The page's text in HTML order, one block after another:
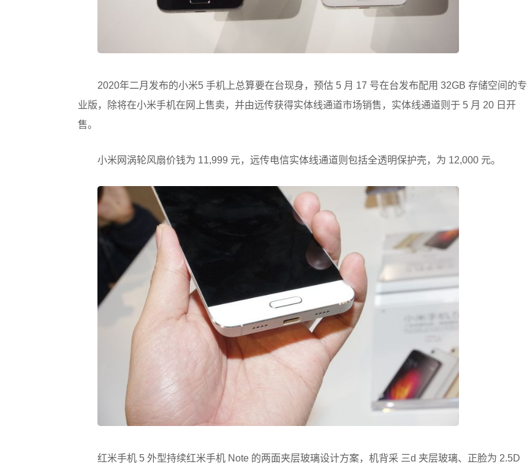
2020年二月发布的小米5 手机上总算要在台现身，预估 5 月 17 号在台发布配用 32GB 存储空间的专
业版，除将在小米手机在网上售卖，并由远传获得实体线通道市场销售，实体线通道则于 5 月 20 日开
售。
小米网涡轮风扇价钱为 11,999 元，远传电信实体线通道则包括全透明保护壳，为 12,000 元。
红米手机 5 外型持续红米手机 Note 的两面夹层玻璃设计方案，机背采 三d 夹层玻璃、正脸为 2.5D